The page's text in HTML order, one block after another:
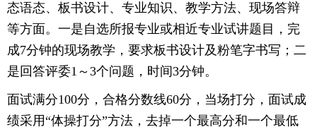
态语态、板书设计、专业知识、教学方法、现场答辩
等方面。一是自选所报专业或相近专业试讲题目，完
成7分钟的现场教学，要求板书设计及粉笔字书写；二
是回答评委1～3个问题，时间3分钟。
面试满分100分，合格分数线60分，当场打分，面试成
绩采用“体操打分”方法，去掉一个最高分和一个最低